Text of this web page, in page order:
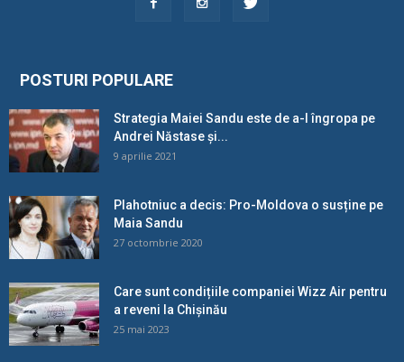
POSTURI POPULARE
Strategia Maiei Sandu este de a-l îngropa pe
Andrei Năstase și...
9 aprilie 2021
Plahotniuc a decis: Pro-Moldova o susține pe
Maia Sandu
27 octombrie 2020
Care sunt condițiile companiei Wizz Air pentru
a reveni la Chișinău
25 mai 2023